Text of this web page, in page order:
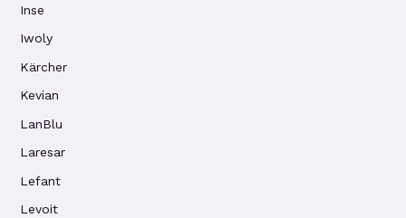
Inse
Iwoly
Kärcher
Kevian
LanBlu
Laresar
Lefant
Levoit